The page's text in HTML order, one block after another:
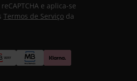
e aplica-se
Termos de Serviço da